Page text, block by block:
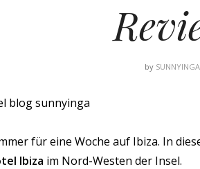
by SUNNYINGA
für eine Woche auf Ibiza. In
Ibiza im Nord-Westen der Insel.